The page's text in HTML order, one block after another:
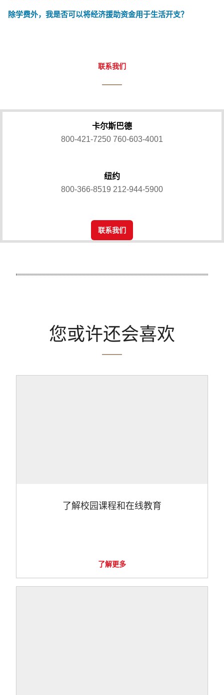
除学费外，我是否可以将经济援助资金用于生活开支？
联系我们
卡尔斯巴德
800-421-7250 760-603-4001
纽约
800-366-8519 212-944-5900
联系我们
您或许还会喜欢
了解校园课程和在线教育
了解更多